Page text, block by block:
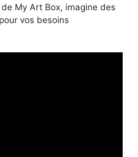
My Art Box, imagine des
vos besoins